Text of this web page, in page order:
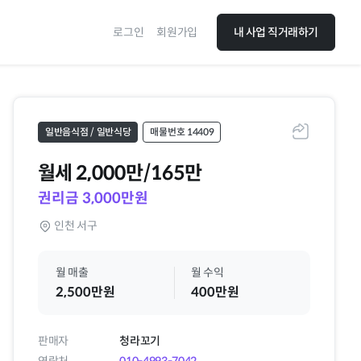
로그인 회원가입 내 사업 직거래하기
공유하기
일반음식점 / 일반식당 매물번호 14409
월세 2,000만/165만
권리금 3,000만원
인천 서구
월 매출
2,500만원
월 수익
400만원
판매자
청라꼬기